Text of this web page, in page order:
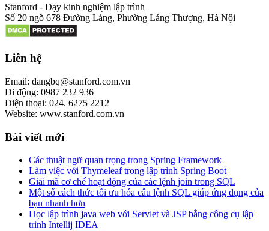
Stanford - Dạy kinh nghiệm lập trình
Số 20 ngõ 678 Đường Láng, Phường Láng Thượng, Hà Nội
Liên hệ
Email: dangbq@stanford.com.vn
Di động: 0987 232 936
Điện thoại: 024. 6275 2212
Website: www.stanford.com.vn
Bài viết mới
Các thuật ngữ quan trọng trong Spring Framework
Làm việc với Thymeleaf trong lập trình Spring Boot
Giải mã cơ chế hoạt động của các lệnh join trong SQL
Một số cách thức tối ưu hóa câu lệnh SQL giúp ứng dụng của
bạn nhanh hơn
Học lập trình java web với Servlet và JSP bằng công cụ lập
trình Intellij IDEA